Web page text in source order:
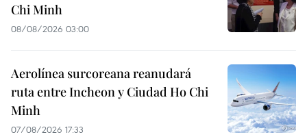
Chi Minh
08/08/2026 03:00
Aerolínea surcoreana reanudará
ruta entre Incheon y Ciudad Ho Chi
Minh
07/08/2026 17:33